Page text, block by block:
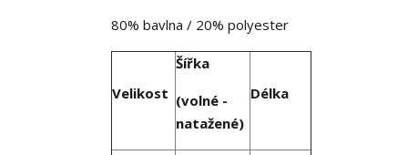
80% bavlna / 20% polyester
Velikost
Šířka
(volné -
natažené)
Délka